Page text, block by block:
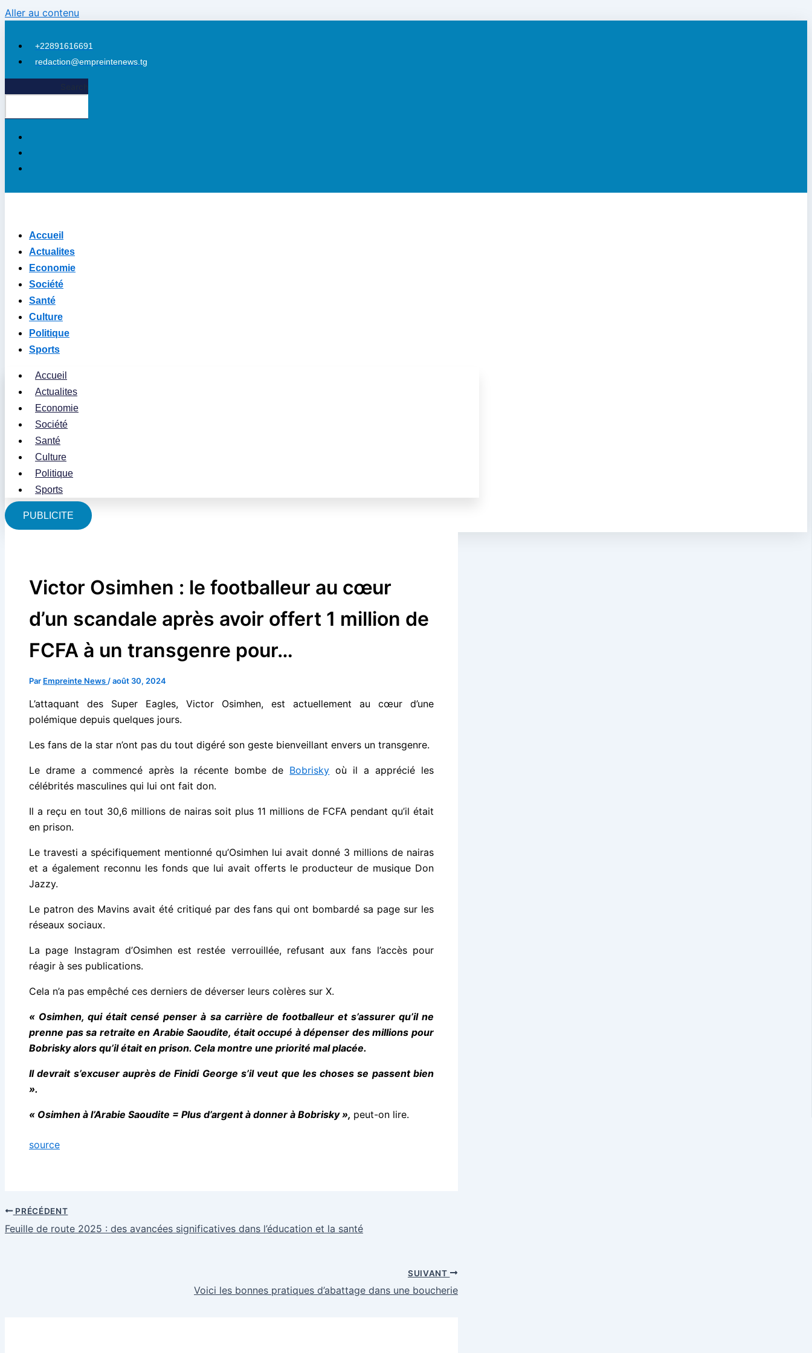
Aller au contenu
+22891616691
redaction@empreintenews.tg
Accueil
Actualites
Economie
Société
Santé
Culture
Politique
Sports
Accueil
Actualites
Economie
Société
Santé
Culture
Politique
Sports
PUBLICITE
Victor Osimhen : le footballeur au cœur
d’un scandale après avoir offert 1 million de
FCFA à un transgenre pour…
Par Empreinte News /août 30, 2024
L’attaquant des Super Eagles, Victor Osimhen, est actuellement au cœur d’une
polémique depuis quelques jours.
Les fans de la star n’ont pas du tout digéré son geste bienveillant envers un transgenre.
Le drame a commencé après la récente bombe de Bobrisky où il a apprécié les
célébrités masculines qui lui ont fait don.
Il a reçu en tout 30,6 millions de nairas soit plus 11 millions de FCFA pendant qu’il était
en prison.
Le travesti a spécifiquement mentionné qu’Osimhen lui avait donné 3 millions de nairas
et a également reconnu les fonds que lui avait offerts le producteur de musique Don
Jazzy.
Le patron des Mavins avait été critiqué par des fans qui ont bombardé sa page sur les
réseaux sociaux.
La page Instagram d’Osimhen est restée verrouillée, refusant aux fans l’accès pour
réagir à ses publications.
Cela n’a pas empêché ces derniers de déverser leurs colères sur X.
« Osimhen, qui était censé penser à sa carrière de footballeur et s’assurer qu’il ne
prenne pas sa retraite en Arabie Saoudite, était occupé à dépenser des millions pour
Bobrisky alors qu’il était en prison. Cela montre une priorité mal placée.
Il devrait s’excuser auprès de Finidi George s’il veut que les choses se passent bien
».
« Osimhen à l’Arabie Saoudite = Plus d’argent à donner à Bobrisky », peut-on lire.
source
PRÉCÉDENT
Feuille de route 2025 : des avancées significatives dans l’éducation et la santé
SUIVANT
Voici les bonnes pratiques d’abattage dans une boucherie